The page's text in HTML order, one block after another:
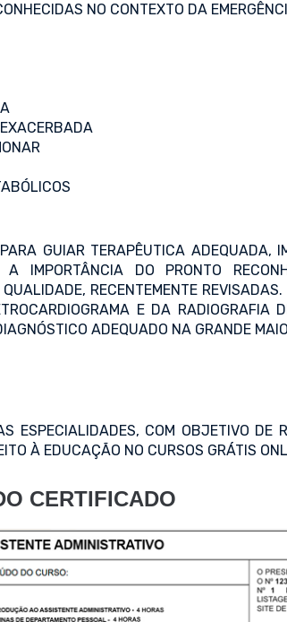
NO CONTEXTO DA
GUIAR TERAPÊUTICA ADEQUADA,
IMPORTÂNCIA DO PRONTO
RECENTEMENTE
E DA RADIOGRAFIA
ADEQUADO NA GRANDE
ESPECIALIDADES, COM OBJETIVO DE
À EDUCAÇÃO NO CURSOS GRÁTIS
CERTIFICADO